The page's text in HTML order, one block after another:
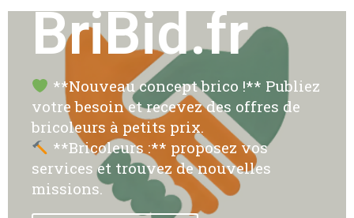
BriBid.fr
**Nouveau concept brico !** Publiez
votre besoin et recevez des offres de
bricoleurs à petits prix.
**Bricoleurs :** proposez vos
services et trouvez de nouvelles
missions.